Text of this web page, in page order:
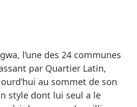
l’une des 24 communes
par Quartier Latin,
au sommet de son
style dont lui seul a le